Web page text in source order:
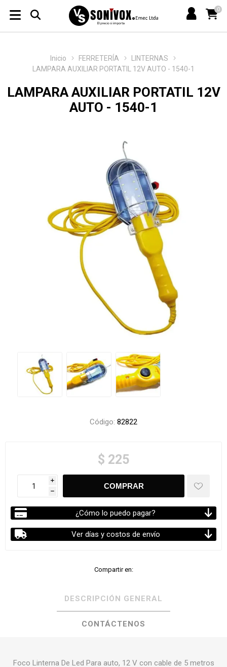
0
Inicio FERRETERÍA
LINTERNAS
LAMPARA AUXILIAR PORTATIL 12V AUTO - 1540-1
LAMPARA AUXILIAR PORTATIL 12V
AUTO - 1540-1
Código: 82822
$ 225
i
h
¿Cómo lo puedo pagar?
Ver días y costos de envío
Compartir en:
DESCRIPCIÓN GENERAL
CONTÁCTENOS
Foco Linterna De Led Para auto, 12 V con cable de 5 metros